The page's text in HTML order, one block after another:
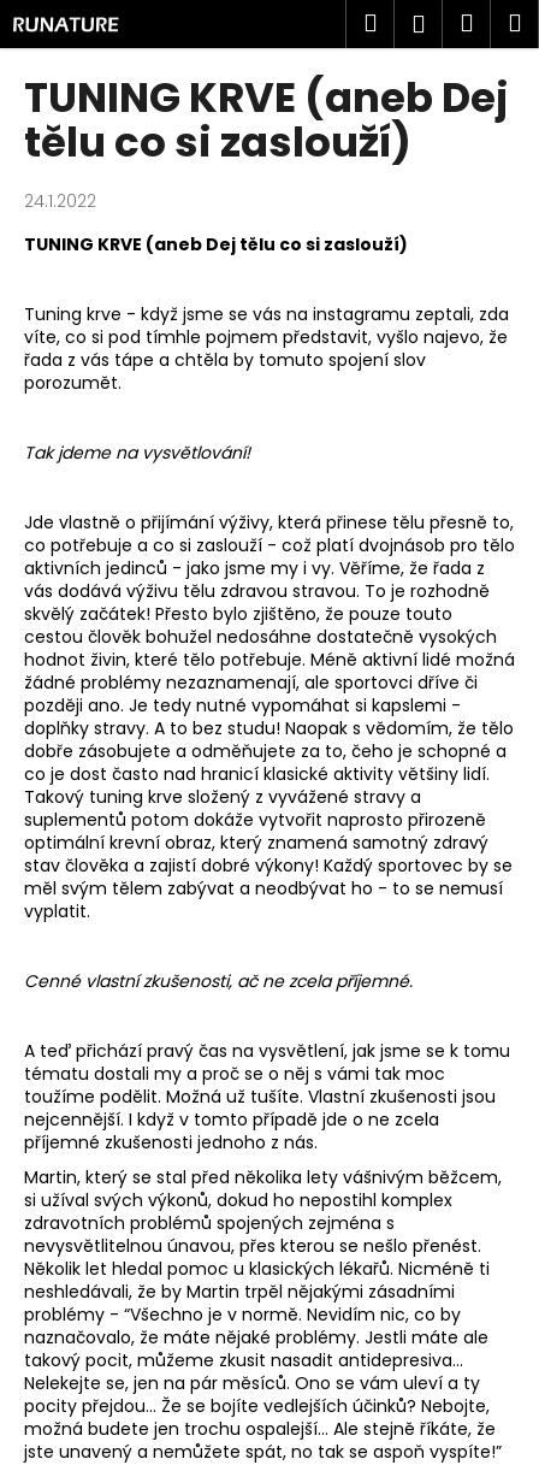
na
obsah
Hledat
TUNING KRVE (aneb Dej
tělu co si zaslouží)
24.1.2022
TUNING KRVE (aneb Dej tělu co si zaslouží)
Tuning krve - když jsme se vás na instagramu zeptali, zda
víte, co si pod tímhle pojmem představit, vyšlo najevo, že
řada z vás tápe a chtěla by tomuto spojení slov
porozumět.
Tak jdeme na vysvětlování!
Jde vlastně o přijímání výživy, která přinese tělu přesně to,
co potřebuje a co si zaslouží - což platí dvojnásob pro tělo
aktivních jedinců - jako jsme my i vy. Věříme, že řada z
vás dodává výživu tělu zdravou stravou. To je rozhodně
skvělý začátek! Přesto bylo zjištěno, že pouze touto
cestou člověk bohužel nedosáhne dostatečně vysokých
hodnot živin, které tělo potřebuje. Méně aktivní lidé možná
žádné problémy nezaznamenají, ale sportovci dříve či
později ano. Je tedy nutné vypomáhat si kapslemi -
doplňky stravy. A to bez studu! Naopak s vědomím, že tělo
dobře zásobujete a odměňujete za to, čeho je schopné a
co je dost často nad hranicí klasické aktivity většiny lidí.
Takový tuning krve složený z vyvážené stravy a
suplementů potom dokáže vytvořit naprosto přirozeně
optimální krevní obraz, který znamená samotný zdravý
stav člověka a zajistí dobré výkony! Každý sportovec by se
měl svým tělem zabývat a neodbývat ho - to se nemusí
vyplatit.
Cenné vlastní zkušenosti, ač ne zcela příjemné.
A teď přichází pravý čas na vysvětlení, jak jsme se k tomu
tématu dostali my a proč se o něj s vámi tak moc
toužíme podělit. Možná už tušíte. Vlastní zkušenosti jsou
nejcennější. I když v tomto případě jde o ne zcela
příjemné zkušenosti jednoho z nás.
Martin, který se stal před několika lety vášnivým běžcem,
si užíval svých výkonů, dokud ho nepostihl komplex
zdravotních problémů spojených zejména s
nevysvětlitelnou únavou, přes kterou se nešlo přenést.
Několik let hledal pomoc u klasických lékařů. Nicméně ti
neshledávali, že by Martin trpěl nějakými zásadními
problémy - “Všechno je v normě. Nevidím nic, co by
naznačovalo, že máte nějaké problémy. Jestli máte ale
takový pocit, můžeme zkusit nasadit antidepresiva…
Nelekejte se, jen na pár měsíců. Ono se vám uleví a ty
pocity přejdou… Že se bojíte vedlejších účinků? Nebojte,
možná budete jen trochu ospalejší… Ale stejně říkáte, že
jste unavený a nemůžete spát, no tak se aspoň vyspíte!”
K
o
C
o
p
t
e
b
u
e
e
n
a
j
í
t
?
HLEDAT
D
p
u
č
u
j
e
m
e
BĚŽECKÁ
VESTA
PX
3.1L
2
149
Kč